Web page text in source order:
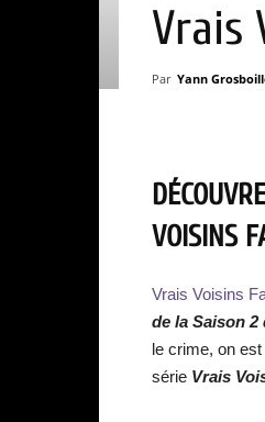
Vrais
Par Yann
VOISINS
Vrais Voisins
de la Saison 2
le crime, on
série Vrais